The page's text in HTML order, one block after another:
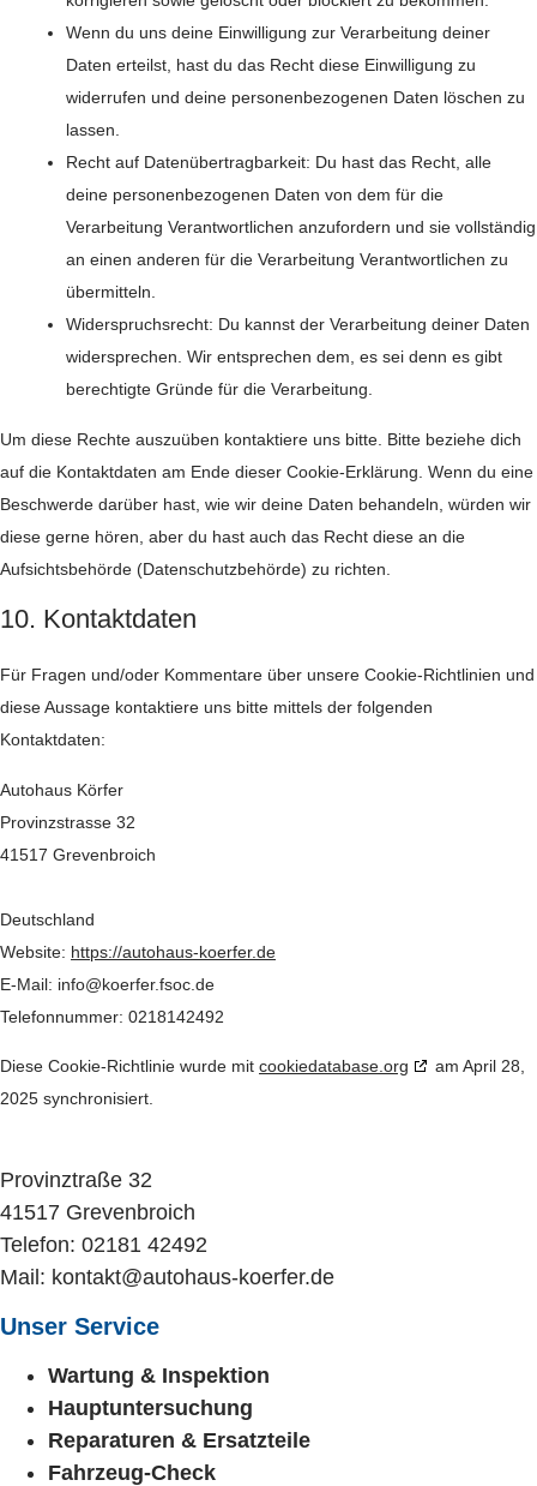
Wenn du uns deine Einwilligung zur Verarbeitung deiner
Daten erteilst, hast du das Recht diese Einwilligung zu
widerrufen und deine personenbezogenen Daten löschen zu
lassen.
Recht auf Datenübertragbarkeit: Du hast das Recht, alle
deine personenbezogenen Daten von dem für die
Verarbeitung Verantwortlichen anzufordern und sie vollständig
an einen anderen für die Verarbeitung Verantwortlichen zu
übermitteln.
Widerspruchsrecht: Du kannst der Verarbeitung deiner Daten
widersprechen. Wir entsprechen dem, es sei denn es gibt
berechtigte Gründe für die Verarbeitung.
Um diese Rechte auszuüben kontaktiere uns bitte. Bitte beziehe dich
auf die Kontaktdaten am Ende dieser Cookie-Erklärung. Wenn du eine
Beschwerde darüber hast, wie wir deine Daten behandeln, würden wir
diese gerne hören, aber du hast auch das Recht diese an die
Aufsichtsbehörde (Datenschutzbehörde) zu richten.
10. Kontaktdaten
Für Fragen und/oder Kommentare über unsere Cookie-Richtlinien und
diese Aussage kontaktiere uns bitte mittels der folgenden
Kontaktdaten:
Autohaus Körfer
Provinzstrasse 32
41517 Grevenbroich
Deutschland
Website: https://autohaus-koerfer.de
E-Mail: info@koerfer.fsoc.de
Telefonnummer: 0218142492
Diese Cookie-Richtlinie wurde mit cookiedatabase.org
am April 28,
2025 synchronisiert.
Provinztraße 32
41517 Grevenbroich
Telefon: 02181 42492
Mail: kontakt@autohaus-koerfer.de
Unser Service
Wartung & Inspektion
Hauptuntersuchung
Reparaturen & Ersatzteile
Fahrzeug-Check